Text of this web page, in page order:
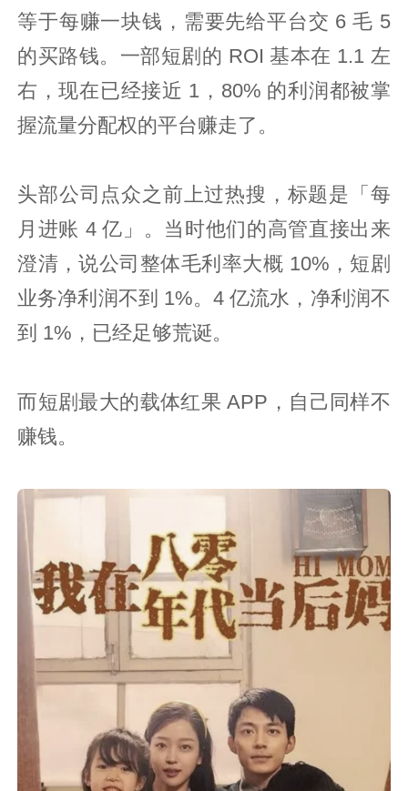
等于每赚一块钱，需要先给平台交 6 毛 5
的买路钱。一部短剧的 ROI 基本在 1.1 左
右，现在已经接近 1，80% 的利润都被掌
握流量分配权的平台赚走了。
头部公司点众之前上过热搜，标题是「每
月进账 4 亿」。当时他们的高管直接出来
澄清，说公司整体毛利率大概 10%，短剧
业务净利润不到 1%。4 亿流水，净利润不
到 1%，已经足够荒诞。
而短剧最大的载体红果 APP，自己同样不
赚钱。